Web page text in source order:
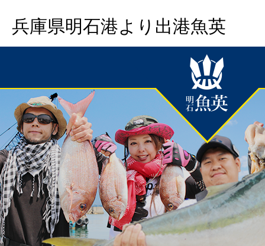
兵庫県明石港より出港魚英